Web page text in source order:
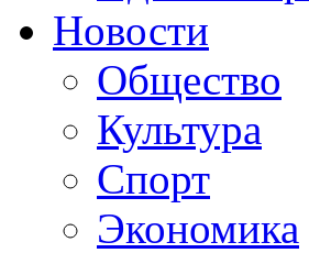
Новости
Общество
Культура
Спорт
Экономика